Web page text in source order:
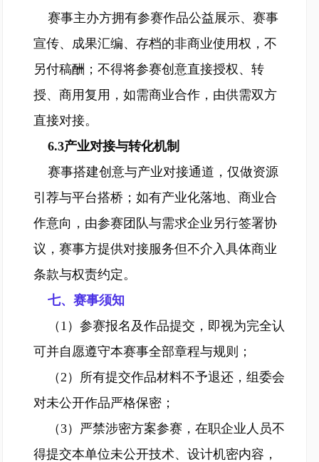
赛事主办方拥有参赛作品公益展示、赛事
宣传、成果汇编、存档的非商业使用权，不
另付稿酬；不得将参赛创意直接授权、转
授、商用复用，如需商业合作，由供需双方
直接对接。
6.3产业对接与转化机制
赛事搭建创意与产业对接通道，仅做资源
引荐与平台搭桥；如有产业化落地、商业合
作意向，由参赛团队与需求企业另行签署协
议，赛事方提供对接服务但不介入具体商业
条款与权责约定。
七、赛事须知
（1）参赛报名及作品提交，即视为完全认
可并自愿遵守本赛事全部章程与规则；
（2）所有提交作品材料不予退还，组委会
对未公开作品严格保密；
（3）严禁涉密方案参赛，在职企业人员不
得提交本单位未公开技术、设计机密内容，